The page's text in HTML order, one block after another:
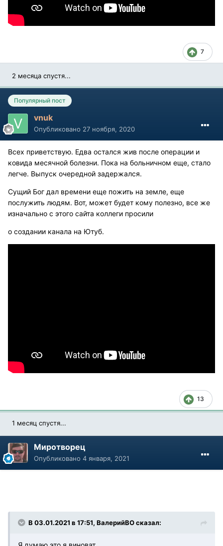
7
2 месяца спустя...
Популярный пост
vnuk
Опубликовано 27 ноября, 2020
Всех приветствую. Едва остался жив после операции и
ковида месячной болезни. Пока на больничном еще, стало
легче. Выпуск очередной задержался.
Сущий Бог дал времени еще пожить на земле, еще
послужить людям. Вот, может будет кому полезно, все же
изначально с этого сайта коллеги просили
о создании канала на Ютуб.
13
1 месяц спустя...
Миротворец
Опубликовано 4 января, 2021
В 03.01.2021 в 17:51, ВалерийВО сказал: